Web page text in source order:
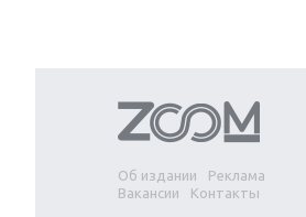
Об издании
Реклама
Вакансии
Контакты